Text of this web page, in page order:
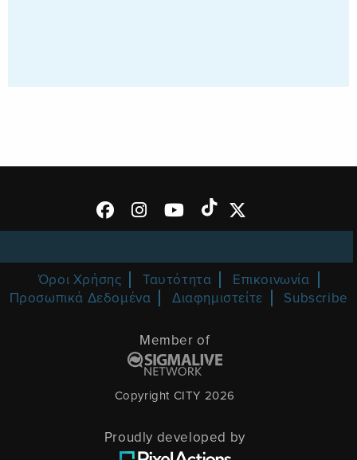
Όροι Χρήσης Ταυτότητα
Επικοινωνία
Προσωπικά Δεδομένα
Διαφημιστείτε Subscribe
Member of
Copyright CITY 2026
Proudly developed by